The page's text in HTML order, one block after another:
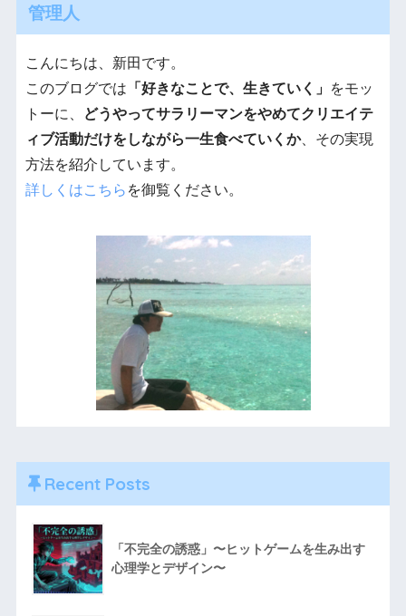
管理人
こんにちは、新田です。
このブログでは 「好きなことで、生きていく」
をモッ
トーに、
どうやってサラリーマンをやめてクリエイテ
ィブ活動だけをしながら一生食べていくか、その実現
方法を紹介しています。
詳しくはこちら を御覧ください。
Recent Posts
「不完全の誘惑」〜ヒットゲームを生み出す
心理学とデザイン〜